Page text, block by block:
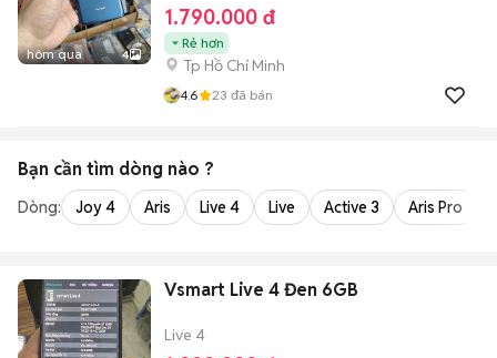
hôm qua 4
1.790.000 đ
Rẻ hơn
Tp Hồ Chí Minh
4.6 23 đã bán
Bạn cần tìm dòng nào ?
Dòng: Joy 4 Aris Live 4 Live Active 3 Aris Pro
Vsmart Live 4 Đen 6GB
Live 4